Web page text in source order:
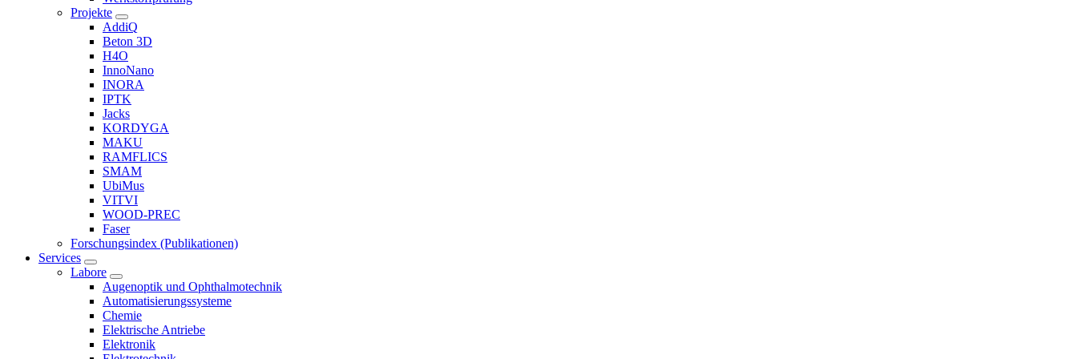
Projekte
AddiQ
Beton 3D
H4O
InnoNano
INORA
IPTK
Jacks
KORDYGA
MAKU
RAMFLICS
SMAM
UbiMus
VITVI
WOOD-PREC
Faser
Forschungsindex (Publikationen)
Services
Labore
Augenoptik und Ophthalmotechnik
Automatisierungssysteme
Chemie
Elektrische Antriebe
Elektronik